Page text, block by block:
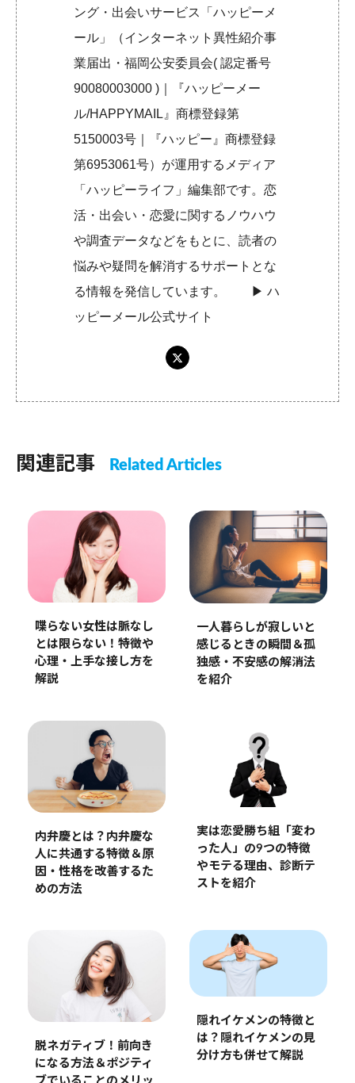
ング・出会いサービス「ハッピーメ
ール」（インターネット異性紹介事
業届出・福岡公安委員会( 認定番号
90080003000 )｜『ハッピーメー
ル/HAPPYMAIL』商標登録第
5150003号｜『ハッピー』商標登録
第6953061号）が運用するメディア
「ハッピーライフ」編集部です。恋
活・出会い・恋愛に関するノウハウ
や調査データなどをもとに、読者の
悩みや疑問を解消するサポートとな
る情報を発信しています。 ▶︎ハ
ッピーメール公式サイト
関連記事 Related Articles
喋らない女性は脈なし
とは限らない！特徴や
心理・上手な接し方を
解説
一人暮らしが寂しいと
感じるときの瞬間＆孤
独感・不安感の解消法
を紹介
内弁慶とは？内弁慶な
人に共通する特徴＆原
因・性格を改善するた
めの方法
実は恋愛勝ち組「変わ
った人」の9つの特徴
やモテる理由、診断テ
ストを紹介
脱ネガティブ！前向き
になる方法＆ポジティ
隠れイケメンの特徴と
は？隠れイケメンの見
分け方も併せて解説